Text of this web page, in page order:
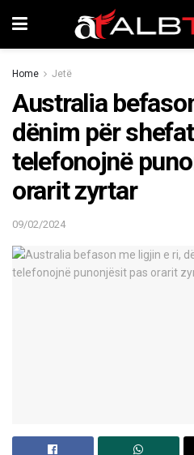
Home Jetë
Australia
dënim për
telefonojnë
orarit zyrtar
09/02/2024